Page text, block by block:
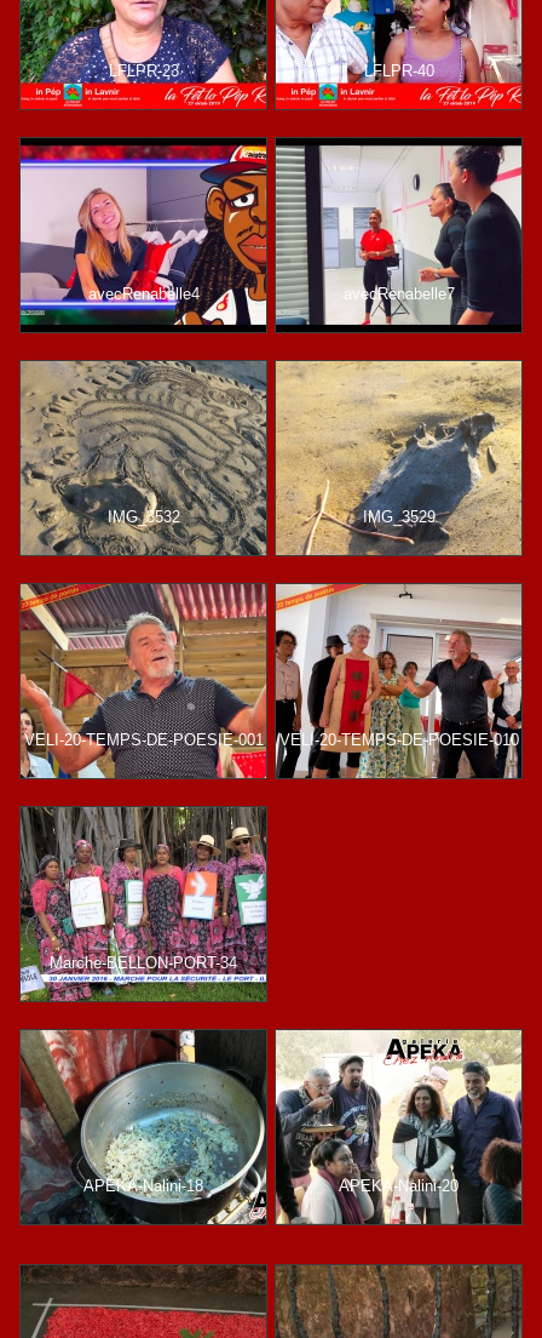
LFLPR-23 LFLPR-40
avecRenabelle4 avecRenabelle7
IMG_3532 IMG_3529
VELI-20-TEMPS-DE-POESIE-001 VELI-20-TEMPS-DE-POESIE-010
Marche-BELLON-PORT-34
APEKA-Nalini-18 APEKA-Nalini-20